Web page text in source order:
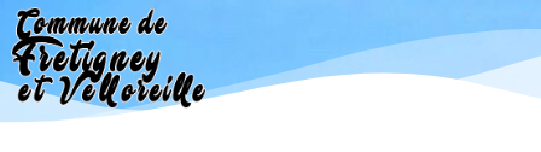
Aller
au
contenu